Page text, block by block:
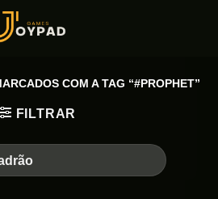
COM A TAG “#PROPHET”
FILTRAR